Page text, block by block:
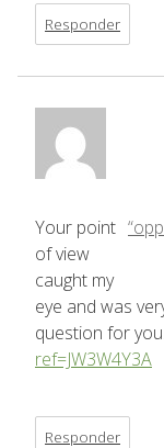
Responder
Your point
of view
caught my
eye and was
question for you.
ref=JW3W4Y3A
Responder